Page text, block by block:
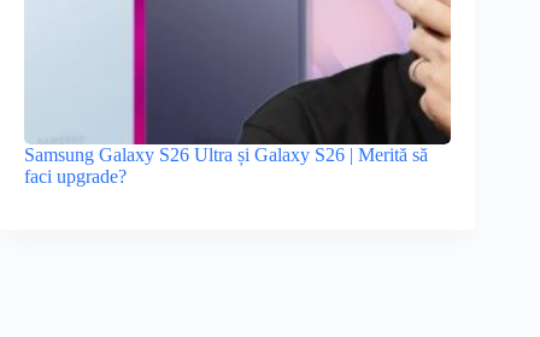
Samsung Galaxy S26 Ultra și Galaxy S26 | Merită să
faci upgrade?